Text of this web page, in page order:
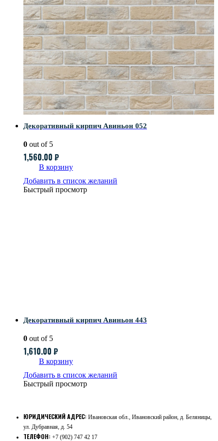
Декоративный кирпич Авиньон 052
0 out of 5
1,560.00 ₽
В корзину
Добавить в список желаний
Быстрый просмотр
Декоративный кирпич Авиньон 443
0 out of 5
1,610.00 ₽
В корзину
Добавить в список желаний
Быстрый просмотр
ЮРИДИЧЕСКИЙ АДРЕС: Ивановская обл., Ивановский район, д. Беляницы,
ул. Дубравная, д. 54
ТЕЛЕФОН: +7 (902) 747 42 17